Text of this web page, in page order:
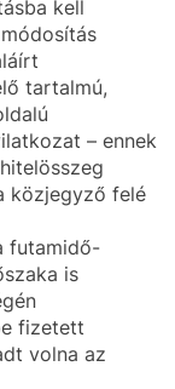
kell
tartalmú,
– ennek
közjegyző felé
futamidő-
is
fizetett
volna az